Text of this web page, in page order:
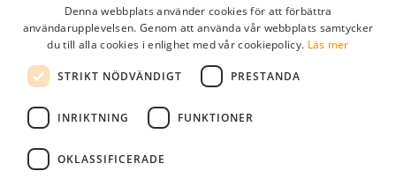
Lösenord
kom ihåg mig
logga in
Kostnadsfri företagsprofil
Denna webbplats använder cookies för att förbättra
användarupplevelsen. Genom att använda vår webbplats samtycker
du till alla cookies i enlighet med vår cookiepolicy. Läs mer
STRIKT NÖDVÄNDIGT PRESTANDA
INRIKTNING FUNKTIONER
OKLASSIFICERADE